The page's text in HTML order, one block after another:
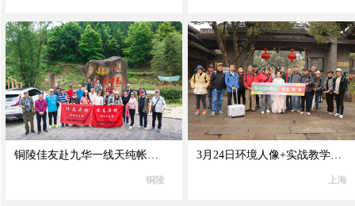
铜陵佳友赴九华一线天纯帐篷采风活动
铜陵
3月24日环境人像+实战教学+佳能产品试用｜活动花絮
上海